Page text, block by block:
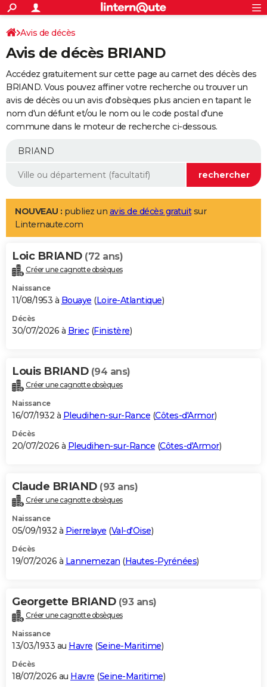
ACTUALITÉS
Politique
Société
Faits Divers
Education
Monde
Villes
+
SPORT
Coupe du monde 2026
Football
Tennis
Cyclisme
Rugby
Forum
Programme TV
TNT
Streaming
Cinéma
Sorties cinéma
Musique
+
FINANCE
Retraite
Epargne
Immobilier
Risques naturels par ville
Banque
Assurance
AUTO
Essais
Réserver un essai
Citadines
Berlines
SUV
Forum auto
+
Mobiles
Meilleur smartphone
Internet
Ordinateurs
Jeux vidéo
Guide high-tech
Aménagement intérieur
LIFESTYLE
Art de vivre
Bien-être
Loisirs
Mode
Modes de vie
Alimentation
Guide de la santé
Maladies
Médicaments
Sommeil
VOYAGE
Destinations
City break
Voyage nature
Voyage de noces
Forum
Climat
+PHOTO
GUIDES D'ACHAT
BONS PLANS
Carte de Noël
Carte Bonne année
Carte Saint-Valentin
Carte Pâques
Carte d'anniversaire
DICTIONNAIRE
Dictionnaire
Biographies
Citations
Expressions
Proverbes
PROGRAMME TV
S'inscrire
Se connecter
Lycées
Collèges
Primaires
Universités
Entreprises
Service militaire
Avis de recherche
AVIS DE DÉCÈS
Bricolage
Lifestyle
Culture
Sport
Auto
Television
Voyage
Cinema
Avis de décès
Avis de décès BRIAND
Accédez gratuitement sur cette page au carnet des décès des
BRIAND. Vous pouvez affiner votre recherche ou trouver un
avis de décès ou un avis d'obsèques plus ancien en tapant le
nom d'un défunt et/ou le nom ou le code postal d'une
commune dans le moteur de recherche ci-dessous.
NOUVEAU : publiez un avis de décès gratuitsur
Linternaute.com
Loic BRIAND (72 ans)
Créer une cagnotte obsèques
Naissance
11/08/1953 à Bouaye (Loire-Atlantique)
Décès
30/07/2026 à Briec(Finistère)
Louis BRIAND (94 ans)
Créer une cagnotte obsèques
Naissance
16/07/1932 à Pleudihen-sur-Rance (Côtes-d'Armor)
Décès
20/07/2026 à Pleudihen-sur-Rance (Côtes-d'Armor)
Claude BRIAND (93 ans)
Créer une cagnotte obsèques
Naissance
05/09/1932 à Pierrelaye (Val-d'Oise)
Décès
19/07/2026 à Lannemezan (Hautes-Pyrénées)
Georgette BRIAND (93 ans)
Créer une cagnotte obsèques
Naissance
13/03/1933 au Havre (Seine-Maritime)
Décès
18/07/2026 au Havre (Seine-Maritime)